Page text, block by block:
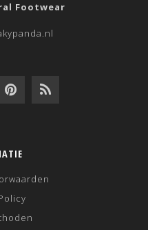
Footwear